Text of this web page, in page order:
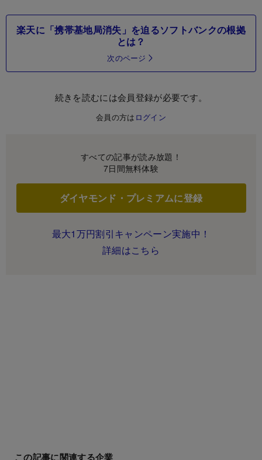
楽天に「携帯基地局消失」を迫るソフトバンクの根拠
とは？
次のページ
続きを読むには会員登録が必要です。
会員の方は ログイン
すべての記事が読み放題！
7日間無料体験
ダイヤモンド・プレミアムに登録
最大1万円割引キャンペーン実施中！
詳細はこちら
この記事に関連する企業